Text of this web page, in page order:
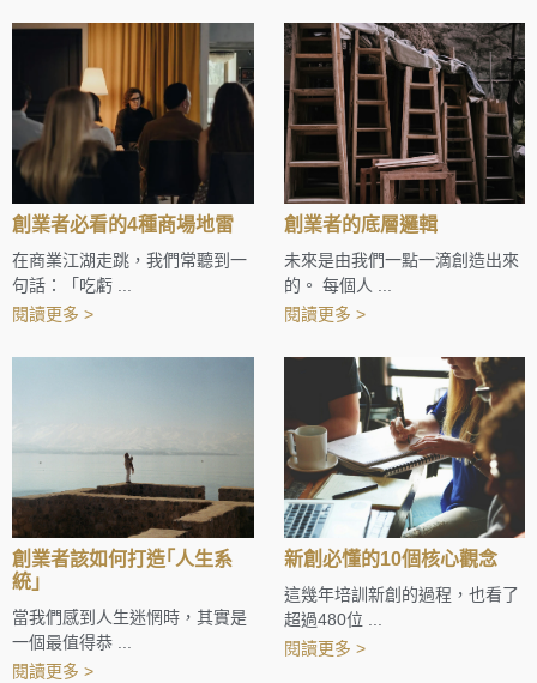
創業者必看的4種商場地雷
在商業江湖走跳，我們常聽到一
句話：「吃虧 ...
閱讀更多 >
創業者的底層邏輯
未來是由我們一點一滴創造出來
的。 每個人 ...
閱讀更多 >
創業者該如何打造｢人生系
統｣
當我們感到人生迷惘時，其實是
一個最值得恭 ...
閱讀更多 >
新創必懂的10個核心觀念
這幾年培訓新創的過程，也看了
超過480位 ...
閱讀更多 >